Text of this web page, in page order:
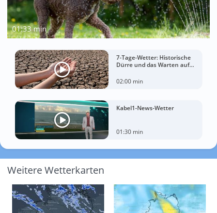
01:33 min
7-Tage-Wetter: Historische
Dürre und das Warten auf
02:00 min
Kabel1-News-Wetter
01:30 min
Weitere Wetterkarten